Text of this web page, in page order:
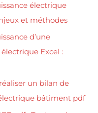
électrique
et méthodes
d’une
Excel :
un bilan de
bâtiment pdf